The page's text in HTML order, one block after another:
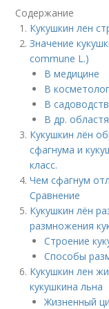
Содержание
Кукушкин лен
Значение
commune L.)
В медицине
В
В
В др.
Кукушкин лён
сфагнума и
класс.
Чем сфагнум
Сравнение
Кукушкин лён
размножения
Строение
Способы
Кукушкин лен
кукушкина льна
Жизненный